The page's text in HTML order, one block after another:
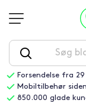
Forsendelse fra 29
Mobiltilbehør
850.000 glade